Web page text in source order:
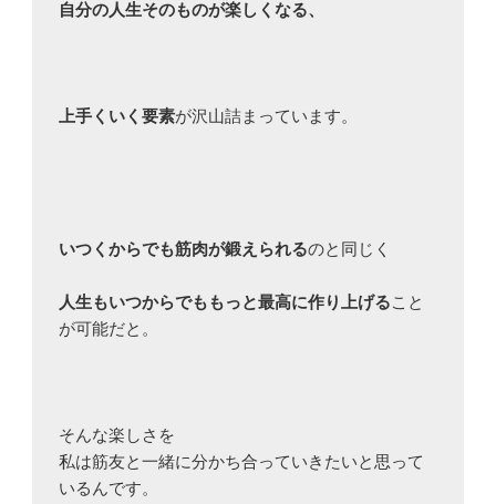
自分の人生そのものが楽しくなる、
上手くいく要素が沢山詰まっています。
いつくからでも筋肉が鍛えられるのと同じく
人生もいつからでももっと最高に作り上げること
が可能だと。
そんな楽しさを
私は筋友と一緒に分かち合っていきたいと思って
いるんです。